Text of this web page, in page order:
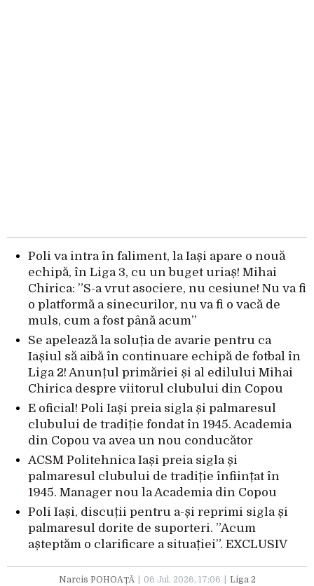
Poli va intra în faliment, la Iași apare o nouă
echipă, în Liga 3, cu un buget uriaș! Mihai
Chirica: ”S-a vrut asociere, nu cesiune! Nu va fi
o platformă a sinecurilor, nu va fi o vacă de
muls, cum a fost până acum”
Se apelează la soluția de avarie pentru ca
Iașiul să aibă în continuare echipă de fotbal în
Liga 2! Anunțul primăriei și al edilului Mihai
Chirica despre viitorul clubului din Copou
E oficial! Poli Iași preia sigla și palmaresul
clubului de tradiție fondat în 1945. Academia
din Copou va avea un nou conducător
ACSM Politehnica Iași preia sigla și
palmaresul clubului de tradiție înființat în
1945. Manager nou la Academia din Copou
Poli Iași, discuții pentru a-și reprimi sigla și
palmaresul dorite de suporteri. ”Acum
așteptăm o clarificare a situației”. EXCLUSIV
Narcis POHOAȚĂ 06 Jul. 2026, 17:06 Liga 2